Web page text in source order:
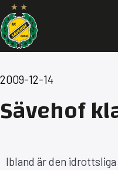
2009-12-14
Sävehof
Ibland är den